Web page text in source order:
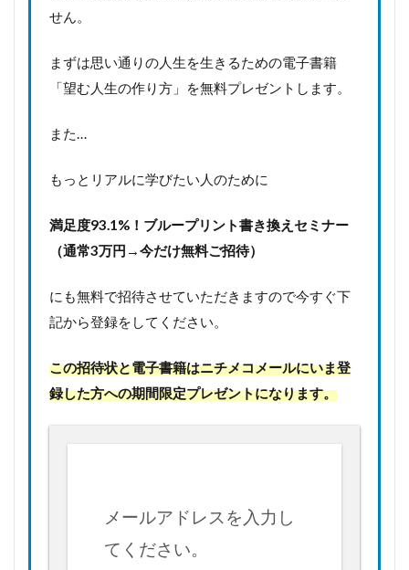
せん。
まずは思い通りの人生を生きるための電子書籍
「望む人生の作り方」を無料プレゼントします。
また…
もっとリアルに学びたい人のために
満足度93.1%！ ブループリント書き換えセミナー
（通常3万円→今だけ無料ご招待）
にも無料で招待させていただきますので今すぐ下
記から登録をしてください。
この招待状と電子書籍はニチメコメールにいま登
録した方への期間限定プレゼントになります。
メールアドレスを入力し
てください。